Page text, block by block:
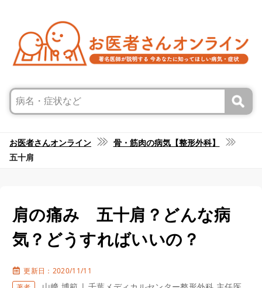
お医者さんオンライン
骨・筋肉の病気【整形外科】
五十肩
肩の痛み 五十肩？どんな病
気？どうすればいいの？
更新日：2020/11/11